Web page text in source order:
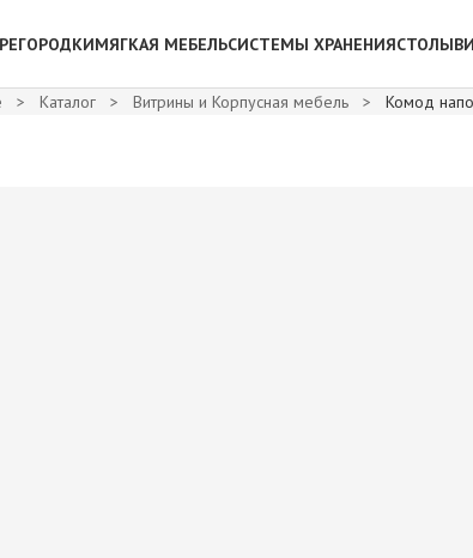
МЯГКАЯ МЕБЕЛЬСИСТЕМЫ ХРАНЕНИЯСТОЛЫ
> Каталог > Витрины и Корпусная мебель > Комод